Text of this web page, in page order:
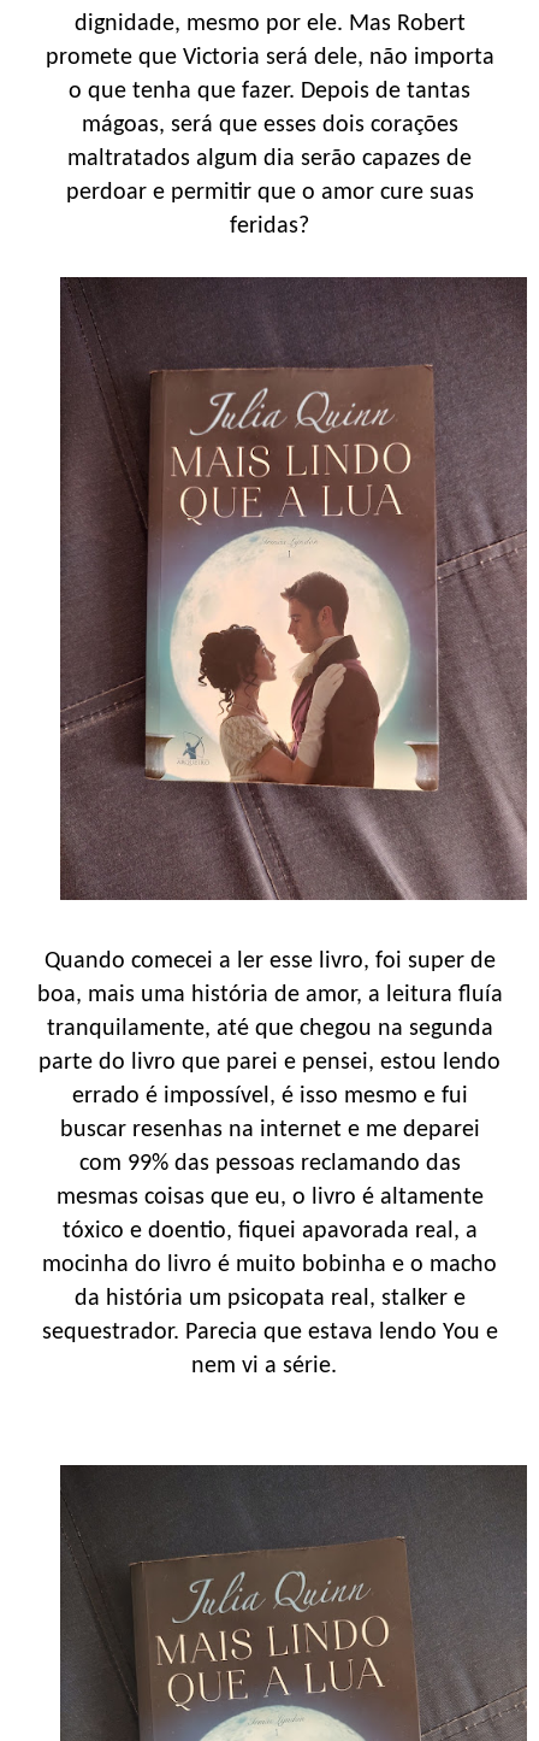
dignidade, mesmo por ele. Mas Robert
promete que Victoria será dele, não importa
o que tenha que fazer. Depois de tantas
mágoas, será que esses dois corações
maltratados algum dia serão capazes de
perdoar e permitir que o amor cure suas
feridas?
Quando comecei a ler esse livro, foi super de
boa, mais uma história de amor, a leitura fluía
tranquilamente, até que chegou na segunda
parte do livro que parei e pensei, estou lendo
errado é impossível, é isso mesmo e fui
buscar resenhas na internet e me deparei
com 99% das pessoas reclamando das
mesmas coisas que eu, o livro é altamente
tóxico e doentio, fiquei apavorada real, a
mocinha do livro é muito bobinha e o macho
da história um psicopata real, stalker e
sequestrador. Parecia que estava lendo You e
nem vi a série.